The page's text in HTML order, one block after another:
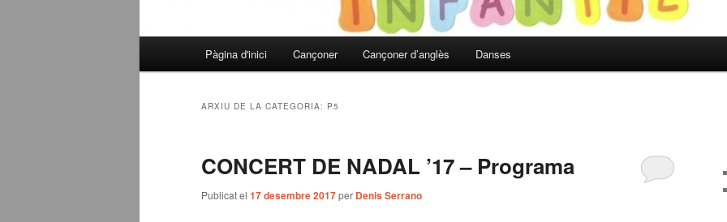
Aneu
principal
Aneu
secundari
Pàgina d'inici Cançoner Cançoner d’anglès Danses
ARXIU DE LA CATEGORIA: P5
CONCERT DE NADAL ’17 – Programa
Publicat el 17 desembre 2017per Denis Serrano